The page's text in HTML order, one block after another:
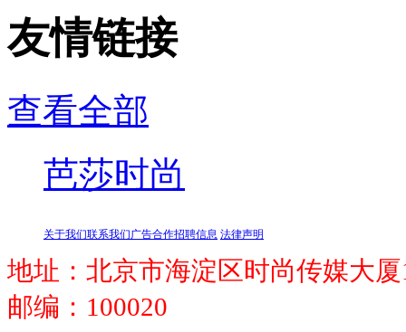
友情链接
查看全部
芭莎时尚
关于我们联系我们广告合作招聘信息 法律声明
地址：北京市海淀区时尚传媒大厦
邮编：100020